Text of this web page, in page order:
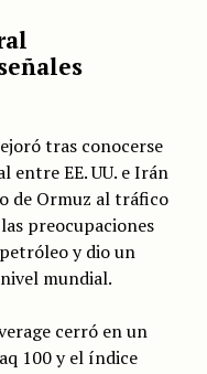
tras conocerse
entre EE. UU. e Irán
de Ormuz al tráfico
preocupaciones
y dio un
mundial.
cerró en un
100 y el índice